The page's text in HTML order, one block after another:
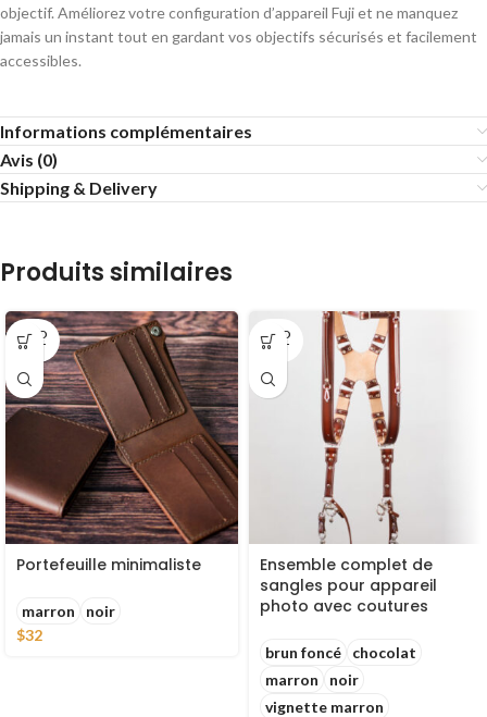
objectif. Améliorez votre configuration d’appareil Fuji et ne manquez
jamais un instant tout en gardant vos objectifs sécurisés et facilement
accessibles.
Informations complémentaires
Avis (0)
Shipping & Delivery
Produits similaires
SOLD
OUT
Portefeuille minimaliste
marron
noir
$32
SOLD
OUT
Ensemble complet de
sangles pour appareil
photo avec coutures
brun foncé
chocolat
marron
noir
vignette marron